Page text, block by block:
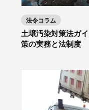
法令コラム
土壌汚染対策法ガ
策の実務と法制度